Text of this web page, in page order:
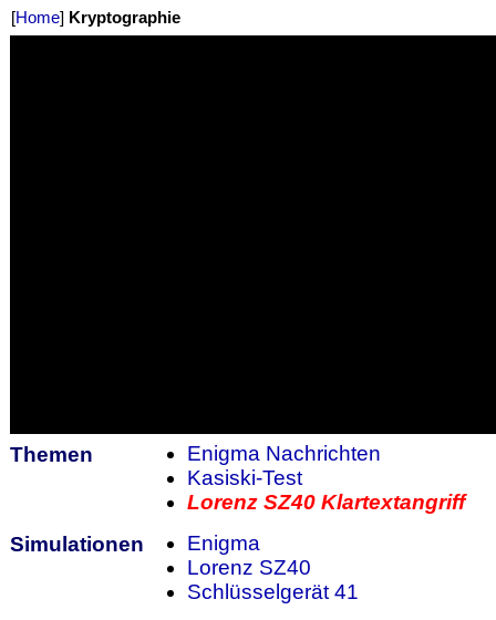
[Home] Kryptographie
Themen
Enigma Nachrichten
Kasiski-Test
Lorenz SZ40 Klartextangriff
Simulationen
Enigma
Lorenz SZ40
Schlüsselgerät 41